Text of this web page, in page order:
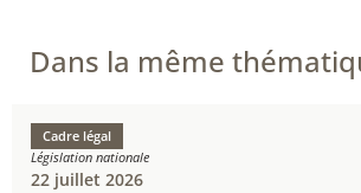
Dans la même
Cadre légal
Législation nationale
22 juillet 2026